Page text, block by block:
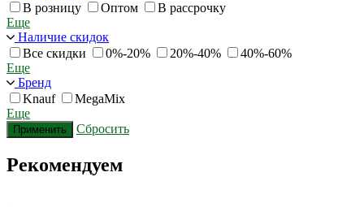
В розницу
Оптом
В рассрочку
Еще
Наличие скидок
Все скидки
0%-20% 20%-40%
40%-60%
Еще
Бренд
Knauf
MegaMix
Еще
Применить Сбросить
Рекомендуем